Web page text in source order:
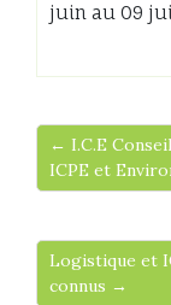
juin au 09
← I.C.E
ICPE et
Logistique et
connus →